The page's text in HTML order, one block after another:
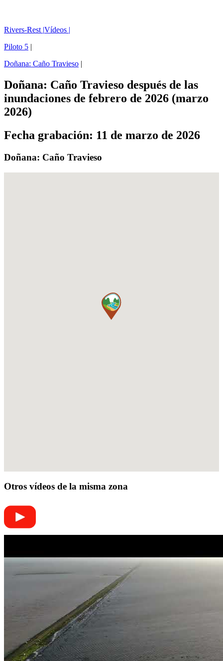
Rivers-Rest |Vídeos |
Piloto 5 |
Doñana: Caño Travieso |
Doñana: Caño Travieso después de las
inundaciones de febrero de 2026 (marzo
2026)
Fecha grabación: 11 de marzo de 2026
Doñana: Caño Travieso
Otros vídeos de la misma zona